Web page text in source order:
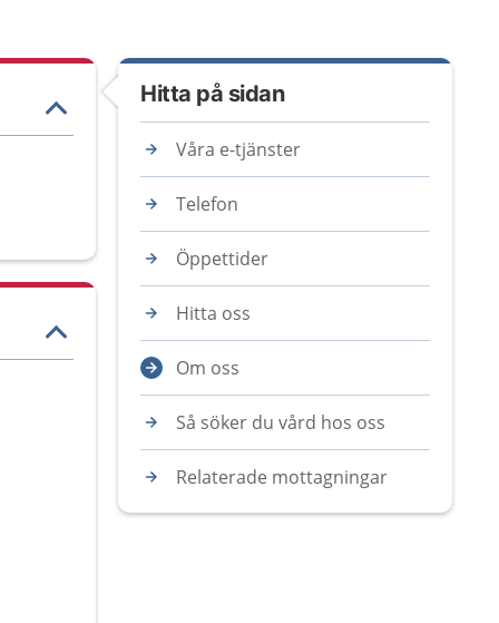
Hitta på sidan
Våra e-tjänster
Telefon
Öppettider
Hitta oss
Om oss
Så söker du vård hos oss
Relaterade mottagningar